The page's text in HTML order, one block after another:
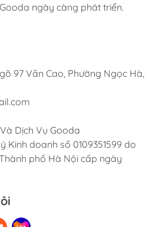
ngày càng phát triển.
ngày càng phát triển.
ngày càng phát triển.
97 Văn Cao, Phường Ngọc Hà,
Dịch Vụ Gooda
Kinh doanh số 0109351599 do
phố Hà Nội cấp ngày